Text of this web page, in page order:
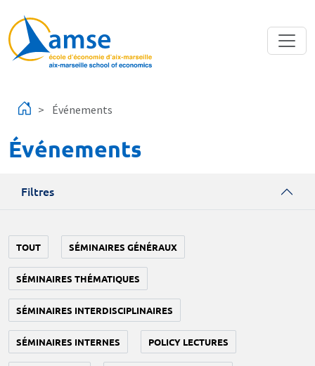
Événements
Événements
Filtres
TOUT SÉMINAIRES GÉNÉRAUX
SÉMINAIRES THÉMATIQUES
SÉMINAIRES INTERDISCIPLINAIRES
SÉMINAIRES INTERNES POLICY LECTURES